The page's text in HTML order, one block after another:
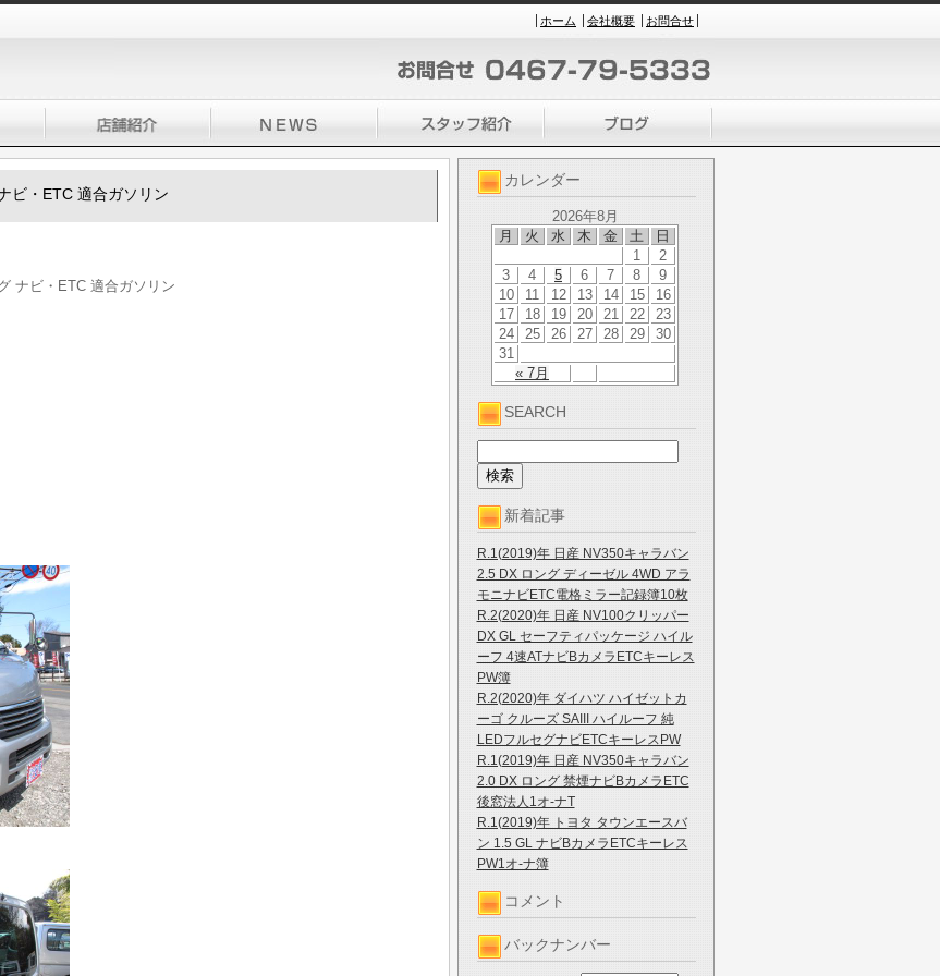
ホーム 会社概要 お問合せ
カレンダー
2026年8月
月
火 水 木 金 土 日
« 7月
1
2
3
4 5 6 7 8
9
10
11 12 13 14 15
16
17
18 19 20 21 22
23
24
25 26 27 28 29
30
31
SEARCH
新着記事
R.1(2019)年 日産 NV350キャラバン
2.5 DX ロング ディーゼル 4WD アラ
モニナビETC電格ミラー記録簿10枚
R.2(2020)年 日産 NV100クリッパー
DX GL セーフティパッケージ ハイル
ーフ 4速ATナビBカメラETCキーレス
PW簿
R.2(2020)年 ダイハツ ハイゼットカ
ーゴ クルーズ SAIII ハイルーフ 純
LEDフルセグナビETCキーレスPW
R.1(2019)年 日産 NV350キャラバン
2.0 DX ロング 禁煙ナビBカメラETC
後窓法人1オ-ナT
R.1(2019)年 トヨタ タウンエースバ
ン 1.5 GL ナビBカメラETCキーレス
PW1オ-ナ簿
コメント
バックナンバー
ビ・ETC 適合ガソリン
ナビ・ETC 適合ガソリン